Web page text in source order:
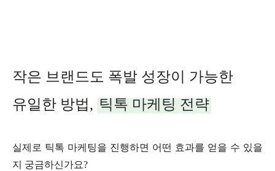
작은 브랜드도 폭발 성장이 가능한
유일한 방법, 틱톡 마케팅 전략
실제로 틱톡 마케팅을 진행하면 어떤 효과를 얻을 수 있을
지 궁금하신가요?